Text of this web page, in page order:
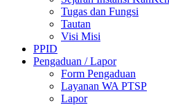
Tugas dan Fungsi
Tautan
Visi Misi
PPID
Pengaduan / Lapor
Form Pengaduan
Layanan WA PTSP
Lapor